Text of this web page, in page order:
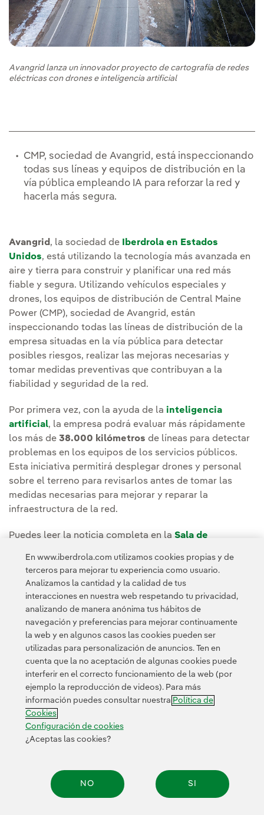
Avangrid lanza un innovador proyecto de cartografía de redes
eléctricas con drones e inteligencia artificial
CMP, sociedad de Avangrid, está inspeccionando
todas sus líneas y equipos de distribución en la
vía pública empleando IA para reforzar la red y
hacerla más segura.
Avangrid , la sociedad de
Iberdrola en Estados
Unidos, está utilizando la tecnología más avanzada en
aire y tierra para construir y planificar una red más
fiable y segura. Utilizando vehículos especiales y
drones, los equipos de distribución de Central Maine
Power (CMP), sociedad de Avangrid, están
inspeccionando todas las líneas de distribución de la
empresa situadas en la vía pública para detectar
posibles riesgos, realizar las mejoras necesarias y
tomar medidas preventivas que contribuyan a la
fiabilidad y seguridad de la red.
Por primera vez, con la ayuda de la inteligencia
artificial, la empresa podrá evaluar más rápidamente
los más de 38.000 kilómetros de líneas para detectar
problemas en los equipos de los servicios públicos.
Esta iniciativa permitirá desplegar drones y personal
sobre el terreno para revisarlos antes de tomar las
medidas necesarias para mejorar y reparar la
infraestructura de la red.
Puedes leer la noticia completa en la Sala de
Contacta Política de Privacidad Información legal
Transparencia en el uso de la IA Política de cookies
Configuración de cookies Accesibilidad Canal de denuncias
© 2026 Iberdrola, S.A. Reservados todos los derechos.
En www.iberdrola.com utilizamos cookies propias y de
terceros para mejorar tu experiencia como usuario.
Analizamos la cantidad y la calidad de tus
interacciones en nuestra web respetando tu privacidad,
analizando de manera anónima tus hábitos de
navegación y preferencias para mejorar continuamente
la web y en algunos casos las cookies pueden ser
utilizadas para personalización de anuncios. Ten en
cuenta que la no aceptación de algunas cookies puede
interferir en el correcto funcionamiento de la web (por
ejemplo la reproducción de videos). Para más
información puedes consultar nuestra Política de
Cookies
Configuración de cookies
¿Aceptas las cookies?
NO SI